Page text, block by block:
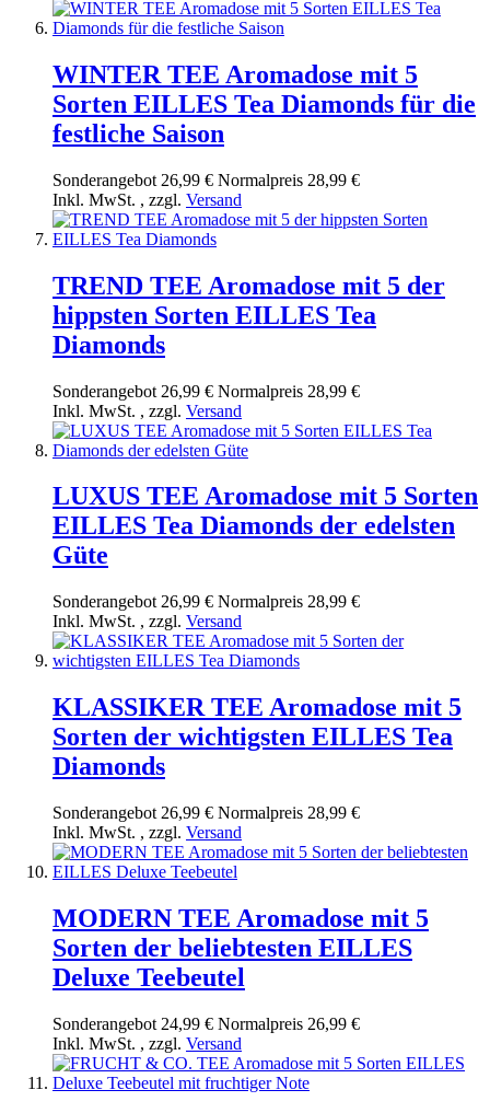
WINTER TEE Aromadose mit 5
Sorten EILLES Tea Diamonds für die
festliche Saison
Sonderangebot 26,99 € Normal­preis 28,99 €
Inkl. MwSt. , zzgl. Versand
TREND TEE Aromadose mit 5 der
hippsten Sorten EILLES Tea
Diamonds
Sonderangebot 26,99 € Normal­preis 28,99 €
Inkl. MwSt. , zzgl. Versand
LUXUS TEE Aromadose mit 5 Sorten
EILLES Tea Diamonds der edelsten
Güte
Sonderangebot 26,99 € Normal­preis 28,99 €
Inkl. MwSt. , zzgl. Versand
KLASSIKER TEE Aromadose mit 5
Sorten der wichtigsten EILLES Tea
Diamonds
Sonderangebot 26,99 € Normal­preis 28,99 €
Inkl. MwSt. , zzgl. Versand
MODERN TEE Aromadose mit 5
Sorten der beliebtesten EILLES
Deluxe Teebeutel
Sonderangebot 24,99 € Normal­preis 26,99 €
Inkl. MwSt. , zzgl. Versand